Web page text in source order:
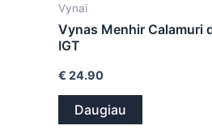
Vynai
Vynas Menhir Calamuri
IGT
€ 24.90
Daugiau